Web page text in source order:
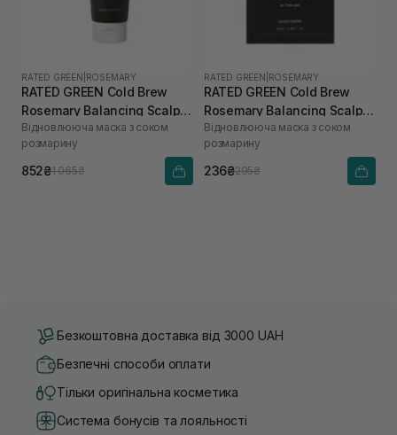
RATED GREEN ROSEMARY
RATED GREEN Cold Brew
Rosemary Balancing Scalp
Pack 200 мл
Відновлююча маска з соком
розмарину
852₴1 065₴
RATED GREEN ROSEMARY
RATED GREEN Cold Brew
Rosemary Balancing Scalp
Pack 50 мл
Відновлююча маска з соком
розмарину
236₴295₴
Безкоштовна доставка від 3000 UAH
Безпечні способи оплати
Тільки оригінальна косметика
Система бонусів та лояльності